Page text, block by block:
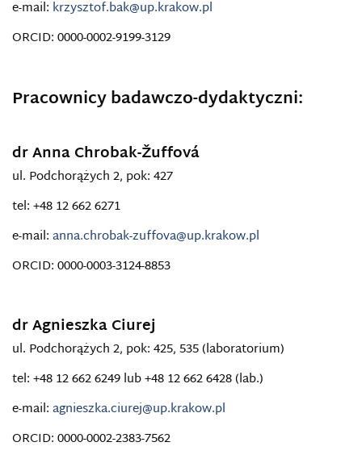
e-mail: krzysztof.bak@up.krakow.pl
ORCID: 0000-0002-9199-3129
Pracownicy badawczo-dydaktyczni:
dr Anna Chrobak-Žuffová
ul. Podchorążych 2, pok: 427
tel: +48 12 662 6271
e-mail:anna.chrobak-zuffova@up.krakow.pl
ORCID: 0000-0003-3124-8853
dr Agnieszka Ciurej
ul. Podchorążych 2, pok: 425, 535 (laboratorium)
tel: +48 12 662 6249 lub +48 12 662 6428 (lab.)
e-mail:agnieszka.ciurej@up.krakow.pl
ORCID: 0000-0002-2383-7562